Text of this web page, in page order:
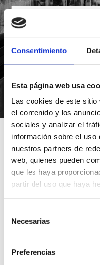
Consentimiento
Esta página web usa
Las cookies de este sitio
el contenido y los
sociales y analizar el
información sobre el uso
nuestros partners de
web, quienes pueden
que les haya
partir del uso que haya
Necesarias
Preferencias
*Suscribiéndote aceptas